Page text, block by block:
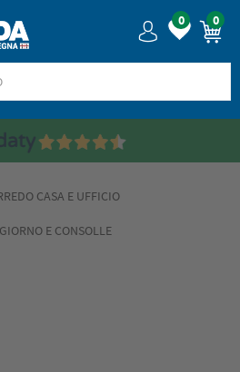
0 0
SALDI! Fino al -50% >>
CASA E UFFICIO
E CONSOLLE